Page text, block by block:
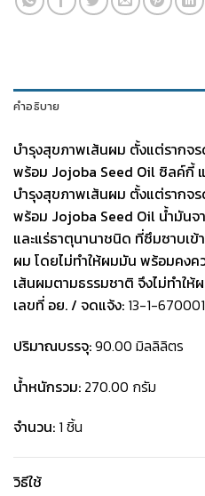
คำอธิบาย
บำรุงสุขภาพเส้นผม ตั้งแต่ราก
พร้อม Jojoba Seed Oil ซิลค์กี้
บำรุงสุขภาพเส้นผม ตั้งแต่ราก
พร้อม Jojoba Seed Oil น้ำมัน
และแร่ธาตุนานาชนิด ที่ซึมซาบเ
ผม โดยไม่ทำให้ผมมัน พร้อมคง
เส้นผมตามธรรมชาติ จึงไม่ทำใ
เลขที่ อย. / จดแจ้ง: 13-1-
ปริมาณบรรจุ:90.00 มิลลิลิตร
น้ำหนักรวม: 270.00 กรัม
จำนวน: 1 ชิ้น
วิธีใช้